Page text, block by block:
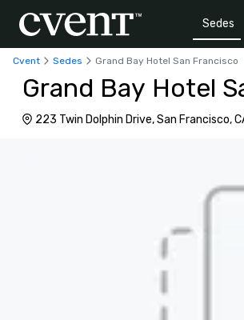
Sedes
Cvent Sedes Grand Bay Hotel San Francisco
Grand Bay Hotel
223 Twin Dolphin Drive, San Francisco,